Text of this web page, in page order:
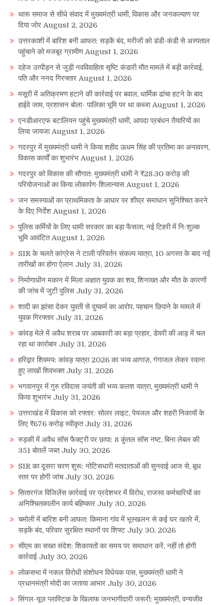
थारू समाज से सीधे संवाद में मुख्यमंत्री धामी, विकास और जनकल्याण पर
दिया जोर August 2, 2026
उत्तरकाशी में बारिश बनी आफत: सड़कें बंद, मरीजों को डंडी-कंडी से अस्पताल
पहुंचाने को मजबूर ग्रामीण August 1, 2026
दहेज उत्पीड़न से जुड़ी नवविवाहिता सृष्टि कंडारी मौत मामले में बड़ी कार्रवाई,
पति और ननद गिरफ्तार August 1, 2026
मसूरी में अतिक्रमण हटाने की कार्रवाई पर बवाल, धार्मिक ढांचा हटने के बाद
हाईवे जाम, प्रशासन बोला- पालिका भूमि पर था कब्जा August 1, 2026
एनडीआरएफ बटालियन पहुंचे मुख्यमंत्री धामी, आपदा प्रबंधन तैयारियों का
लिया जायजा August 1, 2026
गदरपुर में मुख्यमंत्री धामी ने किया शहीद ऊधम सिंह की प्रतिमा का अनावरण,
विकास कार्यों का शुभारंभ August 1, 2026
गदरपुर को विकास की सौगात: मुख्यमंत्री धामी ने ₹28.30 करोड़ की
परियोजनाओं का किया लोकार्पण-शिलान्यास August 1, 2026
जन समस्याओं का प्राथमिकता के आधार पर शीघ्र समाधान सुनिश्चित करने
के दिए निर्देश August 1, 2026
पुलिस कर्मियों के लिए धामी सरकार का बड़ा फैसला, नई टिहरी में निःशुल्क
भूमि आवंटित August 1, 2026
SIR के चलते कांग्रेस ने टाली परिवर्तन संकल्प यात्रा, 10 अगस्त के बाद नई
तारीखों का होगा ऐलान July 31, 2026
निर्माणाधीन मकान में मिला अज्ञात युवक का शव, शिनाख्त और मौत के कारणों
की जांच में जुटी पुलिस July 31, 2026
शादी का झांसा देकर युवती से दुष्कर्म का आरोप, पहचान छिपाने के मामले में
युवक गिरफ्तार July 31, 2026
कांवड़ मेले में अवैध शराब पर आबकारी का बड़ा प्रहार, डेयरी की आड़ में चल
रहा था कारोबार July 31, 2026
हरिद्वार शिवमय: कांवड़ यात्रा 2026 का भव्य आगाज़, गंगाजल लेकर रवाना
हुए लाखों शिवभक्त July 31, 2026
भगवानपुर में गुरु रविदास जयंती की भव्य कलश यात्रा, मुख्यमंत्री धामी ने
किया शुभारंभ July 31, 2026
उत्तराखंड में विकास को रफ्तार: सोलर लाइट, पेयजल और शहरी निकायों के
लिए ₹676 करोड़ स्वीकृत July 31, 2026
रुड़की में अवैध सॉस फैक्ट्री पर छापा: 8 कुंतल सॉस नष्ट, बिना लेबल की
351 बोतलें जब्त July 30, 2026
SIR का दूसरा चरण शुरू: नोटिसधारी मतदाताओं की सुनवाई आज से, बूथ
स्तर पर होगी जांच July 30, 2026
सितारगंज विजिलेंस कार्रवाई पर प्रदेशभर में विरोध, राजस्व कर्मचारियों का
अनिश्चितकालीन कार्य बहिष्कार July 30, 2026
चमोली में बारिश बनी आफत: किमाना गांव में भूस्खलन से कई घर खतरे में,
सड़कें बंद, परिवार सुरक्षित स्थानों पर शिफ्ट July 30, 2026
सीएम का सख्त संदेश: शिकायतों का समय पर समाधान करें, नहीं तो होगी
कार्रवाई July 30, 2026
लोकसभा में नकल विरोधी संशोधन विधेयक पास, मुख्यमंत्री धामी ने
प्रधानमंत्री मोदी का जताया आभार July 30, 2026
सिंगल-यूज़ प्लास्टिक के खिलाफ जनभागीदारी जरूरी: मुख्यमंत्री, वन्यजीव